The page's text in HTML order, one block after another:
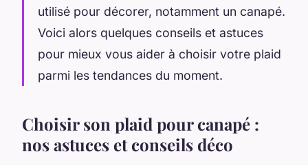
utilisé pour décorer, notamment un canapé.
Voici alors quelques conseils et astuces
pour mieux vous aider à choisir votre plaid
parmi les tendances du moment.
Choisir son plaid pour canapé :
nos astuces et conseils déco